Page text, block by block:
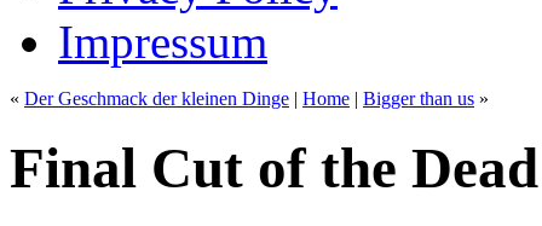
Impressum
« Der Geschmack der kleinen Dinge | Home | Bigger than us »
Final Cut of the Dead